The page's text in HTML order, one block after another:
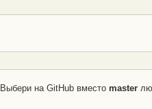
на GitHub вместо master